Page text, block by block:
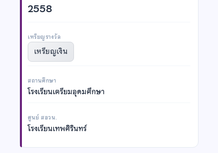
2558
เหรียญรางวัล
เหรียญเงิน
สถานศึกษา
โรงเรียนเตรียมอุดมศึกษา
ศูนย์ สอวน.
โรงเรียนเทพศิรินทร์